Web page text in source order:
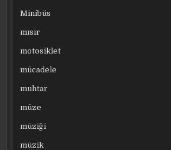
Minibüs
mısır
motosiklet
mücadele
muhtar
müze
müziği
müzik